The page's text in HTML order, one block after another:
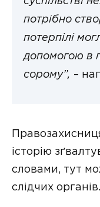
потрібно
потерпілі
допомогою в
сорому”, –
історію
словами, тут
слідчих органів.